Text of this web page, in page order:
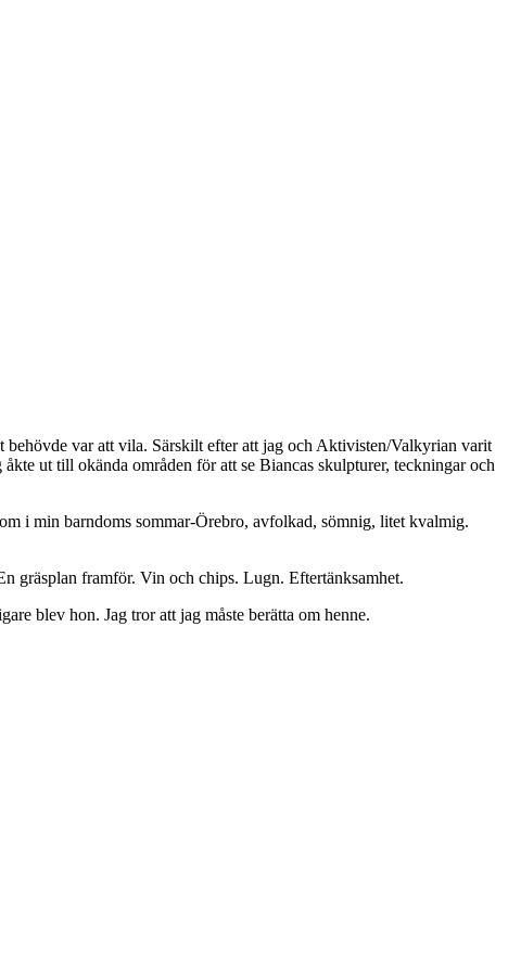
behövde var att vila. Särskilt efter att jag och Aktivisten/Valkyrian varit
ut till okända områden för att se Biancas skulpturer, teckningar och
i min barndoms sommar-Örebro, avfolkad, sömnig, litet kvalmig.
gräsplan framför. Vin och chips. Lugn. Eftertänksamhet.
blev hon. Jag tror att jag måste berätta om henne.